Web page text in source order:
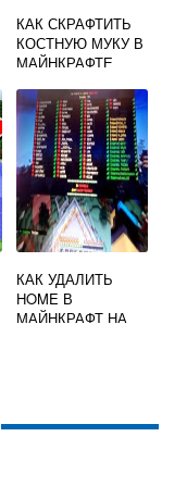
КАК СКРАФТИТЬ
КОСТНУЮ МУКУ В
МАЙНКРАФТЕ
КАК УДАЛИТЬ
HOME В
МАЙНКРАФТ НА